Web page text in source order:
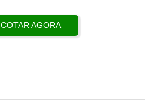
COTAR AGORA